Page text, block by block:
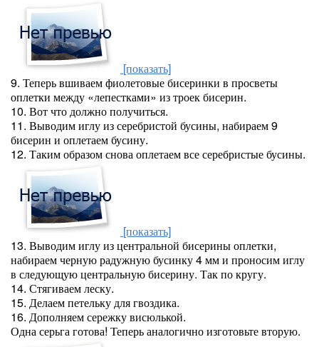
[показать]
9. Теперь вшиваем фиолетовые бисеринки в просветы
оплетки между «лепестками» из троек бисерин.
10. Вот что должно получиться.
11. Выводим иглу из серебристой бусины, набираем 9
бисерин и оплетаем бусину.
12. Таким образом снова оплетаем все серебристые бусины.
[показать]
13. Выводим иглу из центральной бисерины оплетки,
набираем черную радужную бусинку 4 мм и проносим иглу
в следующую центральную бисерину. Так по кругу.
14. Стягиваем леску.
15. Делаем петельку для гвоздика.
16. Дополняем сережку висюлькой.
Одна серьга готова! Теперь аналогично изготовьте вторую.